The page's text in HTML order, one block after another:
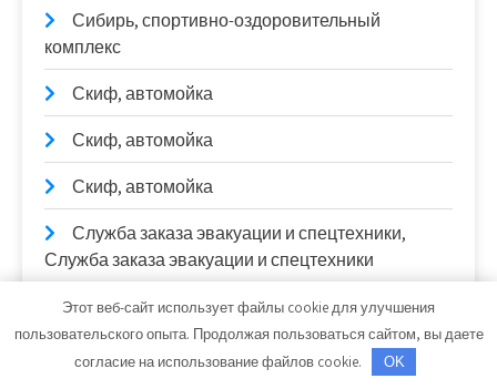
Сибирь, спортивно-оздоровительный
комплекс
Скиф, автомойка
Скиф, автомойка
Скиф, автомойка
Служба заказа эвакуации и спецтехники,
Служба заказа эвакуации и спецтехники
Служба эвакуации автомобилей, Служба
эвакуации автомобилей
Служба эвакуации, Служба эвакуации
Этот веб-сайт использует файлы cookie для улучшения
пользовательского опыта. Продолжая пользоваться сайтом, вы даете
согласие на использование файлов cookie.
OK